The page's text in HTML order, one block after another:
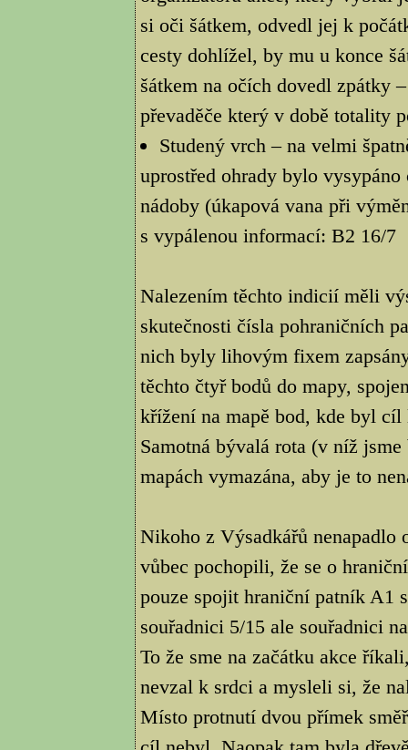
si oči šátkem, odvedl jej k
cesty dohlížel, by mu u konce
šátkem na očích dovedl zpátky
převaděče který v době totality
Studený vrch – na velmi
uprostřed ohrady bylo
nádoby (úkapová vana při
s vypálenou informací: B2 16/7
Nalezením těchto indicií měli
skutečnosti čísla pohraničních
nich byly lihovým fixem
těchto čtyř bodů do mapy,
křížení na mapě bod, kde byl cíl
Samotná bývalá rota (v níž
mapách vymazána, aby je to
Nikoho z Výsadkářů
vůbec pochopili, že se o
pouze spojit hraniční patník A1
souřadnici 5/15 ale souřadnici
To že sme na začátku akce
nevzal k srdci a mysleli si, že
Místo protnutí dvou přímek